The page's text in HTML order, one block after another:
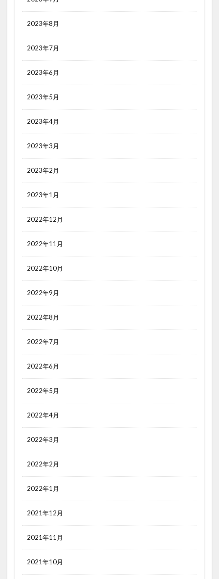
2023年8月
2023年7月
2023年6月
2023年5月
2023年4月
2023年3月
2023年2月
2023年1月
2022年12月
2022年11月
2022年10月
2022年9月
2022年8月
2022年7月
2022年6月
2022年5月
2022年4月
2022年3月
2022年2月
2022年1月
2021年12月
2021年11月
2021年10月